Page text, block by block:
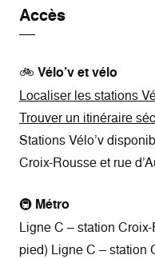
Accès
🚲 Vélo’v et vélo
Localiser les stations
Trouver un itinéraire
Stations Vélo’v
Croix-Rousse et rue
🚇 Métro
Ligne C – station
pied) Ligne C – station